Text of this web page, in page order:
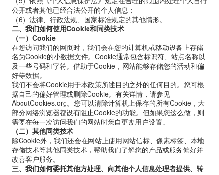
公开或者其他已经合法公开的个人信息；
（6）法律、行政法规、国家标准规定的其他情形。
二、我们如何使用Cookie和同类技术
（一） Cookie
在您访问我们的网页时，我们会在您的计算机或移动设备上存储
名为Cookie的小数据文件。 Cookie通常包含标识符、站点名称以
及一些号码和字符。借助于Cookie，网站能够存储您的活动和偏
好等数据。
我们不会将Cookie用于本政策所述目的之外的任何目的。您可根
据自己的偏好管理或删除Cookie。有关详情，请参见
AboutCookies.org。您可以清除计算机上保存的所有Cookie，大
部分网络浏览器都设有阻止Cookie的功能。但如果您这么做，则
需要在每一次访问我们的网站时亲自更改用户设置。
（二）其他同类技术
除Cookie外，我们还会在网站上使用网站信标、像素标签、本地
存储技术等其他同类技术，帮助我们了解您的产品或服务偏好并
改善客户服务。
三、我们如何委托其他方处理、向其他个人信息处理者提供、转